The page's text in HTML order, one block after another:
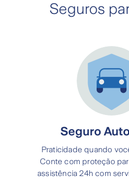
Seguros
Seguro
Praticidade quando
Conte com proteção
assistência 24h com